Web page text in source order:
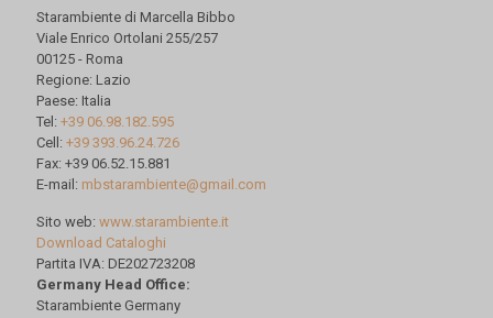
Starambiente di Marcella Bibbo
Viale Enrico Ortolani 255/257
00125 - Roma
Regione: Lazio
Paese: Italia
Tel: +39 06.98.182.595
Cell: +39 393.96.24.726
Fax: +39 06.52.15.881
E-mail: mbstarambiente@gmail.com
Sito web: www.starambiente.it
Download Cataloghi
Partita IVA: DE202723208
Germany Head Office:
Starambiente Germany